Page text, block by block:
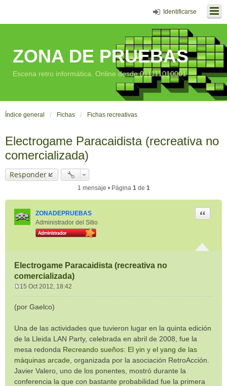
Identificarse
ZONA DE PRUEBAS
Escena retro informática. Online desde 011111010001
Índice general Fichas Fichas recreativas
Electrogame Paracaidista (recreativa no
comercializada)
Responder
1 mensaje • Página 1de 1
ZONADEPRUEBAS
Administrador del Sitio
Electrogame Paracaidista (recreativa no
comercializada)
Citar
n
a
j
e
15 Oct 2012, 18:42
(por Gaelco)
Una de las actividades que tuvieron lugar en la quinta edición
de la Lleida LAN Party, celebrada en abril de 2008, fue la
mesa redonda Recreando sueños: El yin y el yang de las
máquinas arcade , organizada por la asociación RetroAcción.
Javier Valero, uno de los ponentes, mostró durante la
conferencia la que con bastante probabilidad fue la primera